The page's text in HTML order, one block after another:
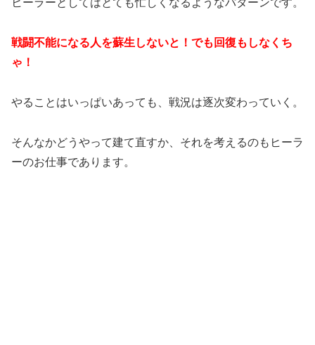
ヒーラーとしてはとても忙しくなるようなパターンです。
戦闘不能になる人を蘇生しないと！でも回復もしなくち
ゃ！
やることはいっぱいあっても、戦況は逐次変わっていく。
そんなかどうやって建て直すか、それを考えるのもヒーラ
ーのお仕事であります。